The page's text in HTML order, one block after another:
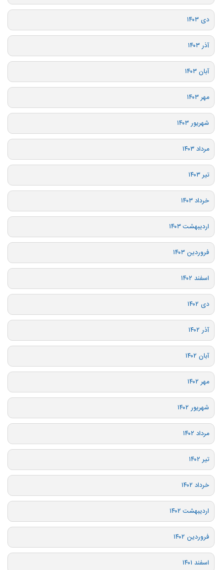
دی ۱۴۰۳
آذر ۱۴۰۳
آبان ۱۴۰۳
مهر ۱۴۰۳
شهریور ۱۴۰۳
مرداد ۱۴۰۳
تیر ۱۴۰۳
خرداد ۱۴۰۳
اردیبهشت ۱۴۰۳
فروردین ۱۴۰۳
اسفند ۱۴۰۲
دی ۱۴۰۲
آذر ۱۴۰۲
آبان ۱۴۰۲
مهر ۱۴۰۲
شهریور ۱۴۰۲
مرداد ۱۴۰۲
تیر ۱۴۰۲
خرداد ۱۴۰۲
اردیبهشت ۱۴۰۲
فروردین ۱۴۰۲
اسفند ۱۴۰۱